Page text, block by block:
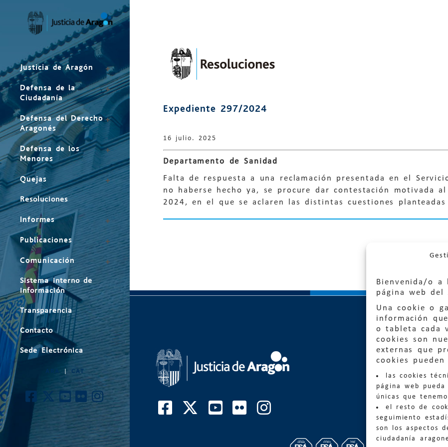
Bienvenida/o a
página web del
Una cookie o
información
o tableta cada
cookies son
externas que
cookies
las cookies
página web
únicas que
el resto de
seguimiento
son los aspectos
ciudadanía
Justicia de Aragón
Defensa de la
Ciudadanía
Defensa del Derecho
Aragonés
Defensa de los
Menores
Quejas
Resoluciones
Informes
Publicaciones
Comunicación
Sistema interno de
información
Transparencia
Contacto
Sede Electrónica
ARA | CAT
Expediente 297/2024
16 julio. 2025
Departamento de Sanidad
Falta de respuesta a una reclamación presentada en el
no haberse hecho ya, se procure dar contestación motivada
2024, en el que se aclaren las distintas cuestiones